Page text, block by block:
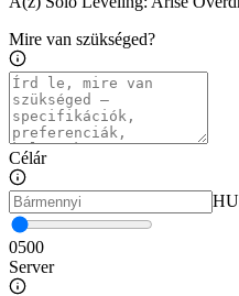
Mire van szükséged?
Célár
0500
Server